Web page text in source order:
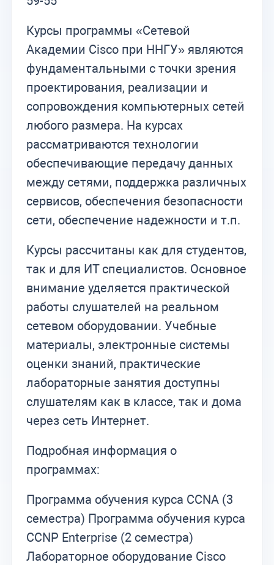
Курсы программы «Сетевой
Академии Cisco при ННГУ» являются
фундаментальными с точки зрения
проектирования, реализации и
сопровождения компьютерных сетей
любого размера. На курсах
рассматриваются технологии
обеспечивающие передачу данных
между сетями, поддержка различных
сервисов, обеспечения безопасности
сети, обеспечение надежности и т.п.
Курсы рассчитаны как для студентов,
так и для ИТ специалистов. Основное
внимание уделяется практической
работы слушателей на реальном
сетевом оборудовании. Учебные
материалы, электронные системы
оценки знаний, практические
лабораторные занятия доступны
слушателям как в классе, так и дома
через сеть Интернет.
Подробная информация о
программах:
Программа обучения курса CCNA (3
семестра) Программа обучения курса
CCNP Enterprise (2 семестра)
Лабораторное оборудование Cisco